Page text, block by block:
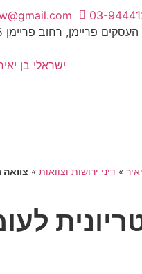
03-
פריימן, רחוב פריימן 5, ראשון לציון
» דיני ירושות וצוואות » צוואה